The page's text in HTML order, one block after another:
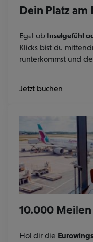
Dein Platz am
Egal ob Inselgefühl
Klicks bist du
runterkommst und
Jetzt buchen
10.000 Meilen
Hol dir die